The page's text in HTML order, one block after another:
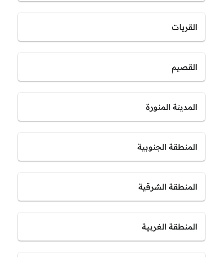
القريات
القصيم
المدينة المنورة
المنطقة الجنوبية
المنطقة الشرقية
المنطقة الغربية